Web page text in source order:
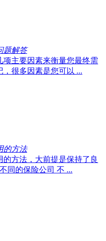
题解答
项主要因素来衡量您最终需
很多因素是您可以 ...
的方法
方法，大前提是保持了良
同的保险公司 不 ...